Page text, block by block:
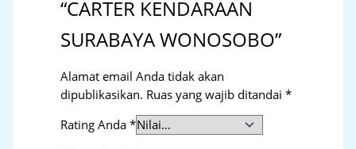
“CARTER KENDARAAN
SURABAYA WONOSOBO”
Alamat email Anda tidak akan
dipublikasikan. Ruas yang wajib ditandai*
Rating Anda*